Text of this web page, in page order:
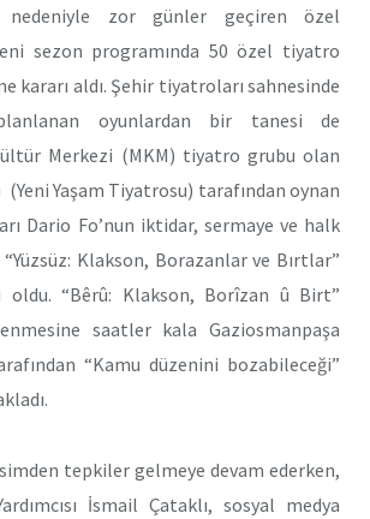
nedeniyle zor günler geçiren özel
sezon programında 50 özel tiyatro
kararı aldı. Şehir tiyatroları sahnesinde
oyunlardan bir tanesi de
Merkezi (MKM) tiyatro grubu olan
Yaşam Tiyatrosu) tarafından oynan
Dario Fo’nun iktidar, sermaye ve halk
Klakson, Borazanlar ve Bırtlar”
oldu. “Bêrû: Klakson, Borîzan û Birt”
saatler kala Gaziosmanpaşa
“Kamu düzenini bozabileceği”
tepkiler gelmeye devam ederken,
İsmail Çataklı, sosyal medya